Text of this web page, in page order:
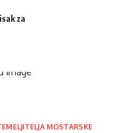
za
MOSTARSKE